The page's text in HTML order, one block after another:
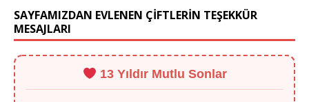
SAYFAMIZDAN EVLENEN ÇİFTLERİN TEŞEKKÜR
MESAJLARI
13 Yıldır Mutlu Sonlar
"Murat Bey vesilesiyle Berlin'den eşimle tanıştım, 13 yıllık bu tecrübe